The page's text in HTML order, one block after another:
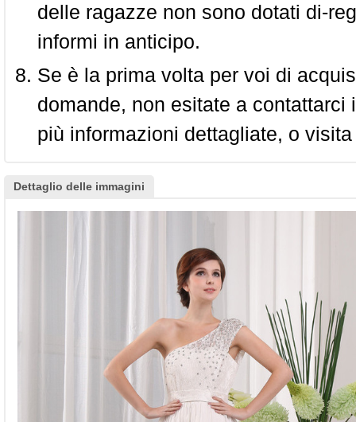
delle ragazze non sono dotati di-
informi in anticipo.
Se è la prima volta per voi di
domande, non esitate a
più informazioni dettagliate, o
Dettaglio delle immagini